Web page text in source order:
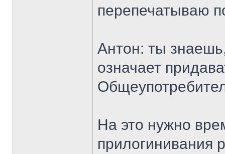
перепечатываю
Антон: ты
означает
На это нужно
прилогинивания